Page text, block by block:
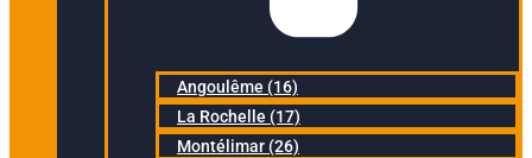
Angoulême (16)
La Rochelle (17)
Montélimar (26)